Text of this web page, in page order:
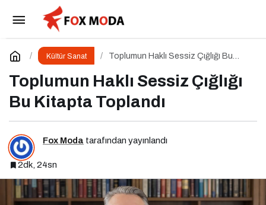
Kültür Sanat
Toplumun Haklı Sessiz Çığlığı Bu
Toplumun Haklı Sessiz Çığlığı
Bu Kitapta Toplandı
Fox Moda tarafından yayınlandı
2dk, 24sn
Tarihi Hıdırlık Kulesi’nde Modanın Büyülü
Gecesi: Cihan Nacar Defilesi
Yorum Yap